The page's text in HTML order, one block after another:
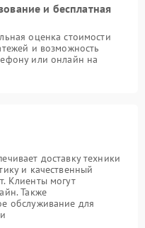
и бесплатная
оценка стоимости
и возможность
или онлайн на
доставку техники
и качественный
Клиенты могут
Также
обслуживание для